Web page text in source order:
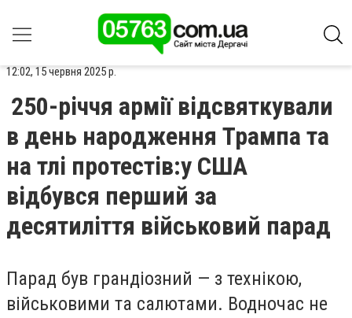
12:02, 15 червня 2025 р.
250-річчя армії відсвяткували
в день народження Трампа та
на тлі протестів:у США
відбувся перший за
десятиліття військовий парад
Парад був грандіозний — з технікою,
військовими та салютами. Водночас не